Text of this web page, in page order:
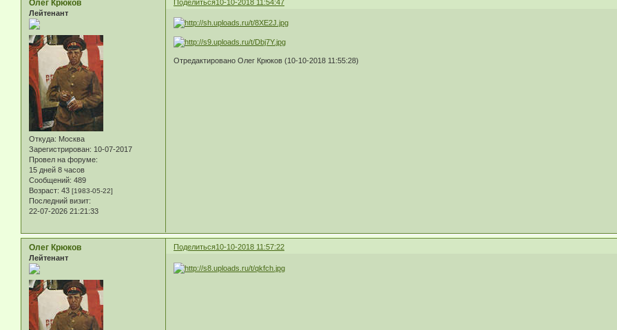
Поделиться10-10-2018 11:54:47
Олег Крюков
Лейтенант
Откуда: Москва
Зарегистрирован: 10-07-2017
Провел на форуме:
15 дней 8 часов
Сообщений: 489
Возраст: 43 [1983-05-22]
Последний визит:
22-07-2026 21:21:33
Отредактировано Олег Крюков (10-10-2018 11:55:28)
Поделиться10-10-2018 11:57:22
Олег Крюков
Лейтенант